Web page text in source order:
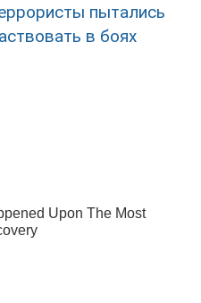
пытались
в боях